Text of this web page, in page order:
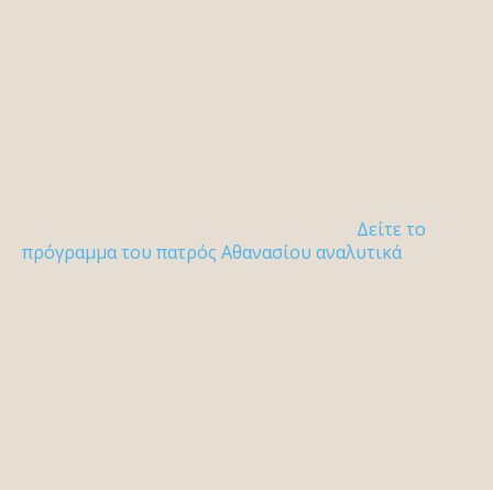
Δείτε το
πρόγραμμα του πατρός Αθανασίου αναλυτικά